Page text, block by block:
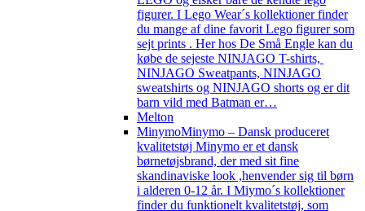
figurer. I Lego Wear´s kollektioner finder
du mange af dine favorit Lego figurer som
sejt prints . Her hos De Små Engle kan du
købe de sejeste NINJAGO T-shirts,
NINJAGO Sweatpants, NINJAGO
sweatshirts og NINJAGO shorts og er dit
barn vild med Batman er…
Melton
MinymoMinymo – Dansk produceret
kvalitetstøj Minymo er et dansk
børnetøjsbrand, der med sit fine
skandinaviske look ,henvender sig til børn
i alderen 0-12 år. I Miymo´s kollektioner
finder du funktionelt kvalitetstøj, som